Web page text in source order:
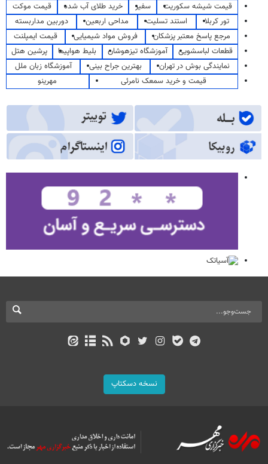
قیمت شیشه سکوریت سفیر خرید طلای آب شده
قیمت موکت
تور کربلا
استند تسلیت مداحی اربعین
دوربین مداربسته
مرجع پاسخ معتبر پزشکان
فروش مواد شیمیایی
قیمت ایمپلنت
قطعات لباسشویی
آموزشگاه تیزهوشان بلیط هواپیما
پرشین هتل
نمایندگی بوش در تهران
بهترین جراح بینی
آموزشگاه زبان ملل
قیمت و خرید سمعک نامرئی
مهرینو
نسخه دسکتاپ